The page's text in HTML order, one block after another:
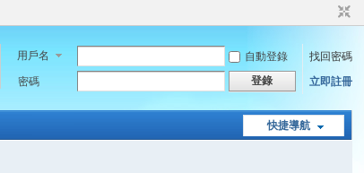
用戶名 自動登錄
找回密碼
密碼
登錄 立即註冊
快捷導航